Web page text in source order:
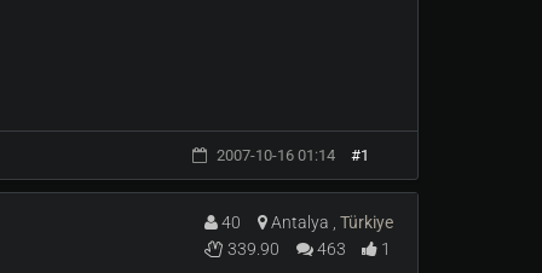
2007-10-16 01:14 #1
40 Antalya , Türkiye
339.90
463 1